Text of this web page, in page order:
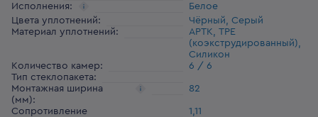
Исполнения:
Белое
Цвета уплотнений:
Чёрный, Серый
Материал уплотнений:
АРТК, ТРЕ
(коэкструдированный),
Силикон
Количество камер:
6 / 6
Тип стеклопакета:
Монтажная ширина
(мм):
82
Сопротивление
1,11